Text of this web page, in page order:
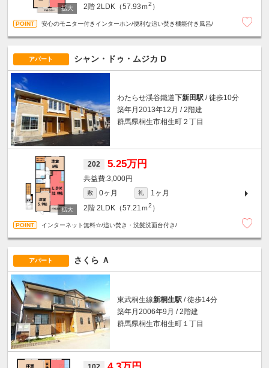
2階 2LDK（57.93ｍ2 ）
安心のモニター付きインターホン/便利な追い焚き機能付き風呂/
アパート シャン・ドゥ・ムジカ D
わたらせ渓谷鐵道下新田駅 / 徒歩10分
築年月2013年12月 / 2階建
群馬県桐生市相生町２丁目
202 5.25万円
3,000円
敷 0ヶ月 礼
1ヶ月
2階 2LDK（57.21ｍ2 ）
インターネット無料☆/追い焚き・洗髪洗面台付き/
アパート さくら Ａ
東武桐生線新桐生駅 / 徒歩14分
築年月2006年9月 / 2階建
群馬県桐生市相生町１丁目